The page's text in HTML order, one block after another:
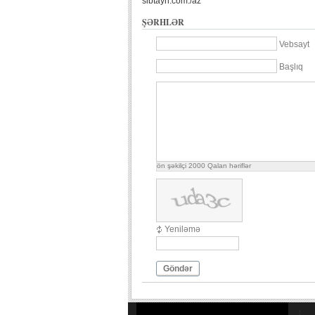
ŞƏRHLƏR
Vebsayt
Başlıq
ön şəkilçi 2000 Qalan həriflər
Yeniləmə
Göndər